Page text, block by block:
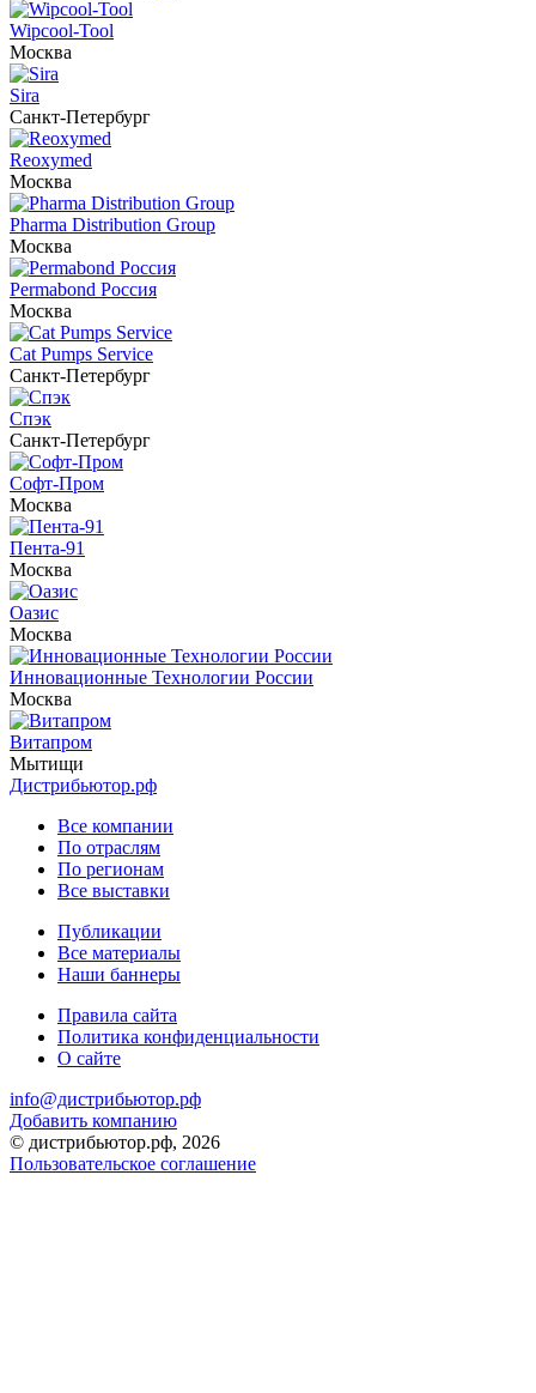
Wipcool-Tool
Москва
Sira
Санкт-Петербург
Reoxymed
Москва
Pharma Distribution Group
Москва
Permabond Россия
Москва
Cat Pumps Service
Санкт-Петербург
Спэк
Санкт-Петербург
Софт-Пром
Москва
Пента-91
Москва
Оазис
Москва
Инновационные Технологии России
Москва
Витапром
Мытищи
Дистрибьютор.рф
Все компании
По отраслям
По регионам
Все выставки
Публикации
Все материалы
Наши баннеры
Правила сайта
Политика конфиденциальности
О сайте
info@дистрибьютор.рф
Добавить компанию
© дистрибьютор.рф, 2026
Пользовательское соглашение